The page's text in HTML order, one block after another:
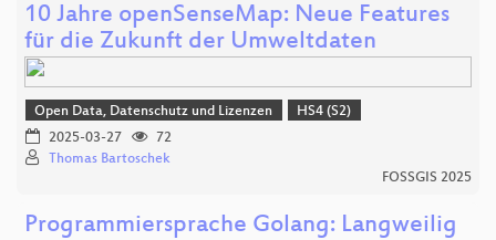
10 Jahre openSenseMap: Neue Features
für die Zukunft der Umweltdaten
Open Data, Datenschutz und Lizenzen
HS4 (S2)
2025-03-27
72
Thomas Bartoschek
FOSSGIS 2025
Programmiersprache Golang: Langweilig